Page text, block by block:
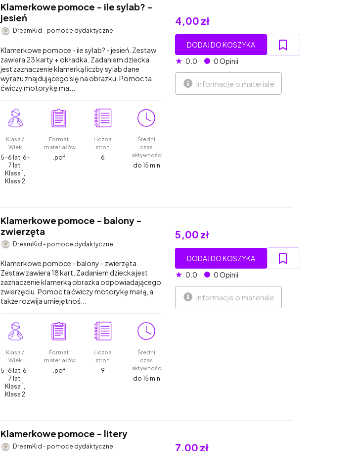
Klamerkowe pomoce - ile sylab? -
jesień
DreamKid - pomoce dydaktyczne
Klamerkowe pomoce - ile sylab? - jesień. Zestaw
zawiera 23 karty + okładka. Zadaniem dziecka
jest zaznaczenie klamerką liczby sylab dane
wyrazu znajdującego się na obrazku. Pomoc ta
ćwiczy motorykę ma...
Klasa /
Wiek
5-6 lat, 6-
7 lat,
Klasa 1,
Klasa 2
Format
materiałów
.pdf
Liczba
stron
6
Średni
czas
aktywności
do 15 min
4,00 zł
DODAJ DO KOSZYKA
★ 0.0 0 Opinii
Informacje o materiale
Klamerkowe pomoce - balony -
zwierzęta
DreamKid - pomoce dydaktyczne
Klamerkowe pomoce - balony - zwierzęta.
Zestaw zawiera 18 kart. Zadaniem dziecka jest
zaznaczenie klamerką obrazka odpowiadającego
zwierzęciu. Pomoc ta ćwiczy motorykę małą, a
także rozwija umiejętnoś...
Klasa /
Wiek
5-6 lat, 6-
7 lat,
Klasa 1,
Klasa 2
Format
materiałów
.pdf
Liczba
stron
9
Średni
czas
aktywności
do 15 min
5,00 zł
DODAJ DO KOSZYKA
★ 0.0 0 Opinii
Informacje o materiale
Klamerkowe pomoce - litery
DreamKid - pomoce dydaktyczne 7,00 zł